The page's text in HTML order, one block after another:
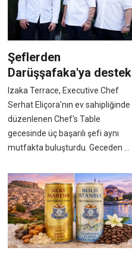
Şeflerden
Darüşşafaka'ya destek
Izaka Terrace, Executive Chef
Serhat Eliçora'nın ev sahipliğinde
düzenlenen Chef's Table
gecesinde üç başarılı şefi aynı
mutfakta buluşturdu. Geceden ...